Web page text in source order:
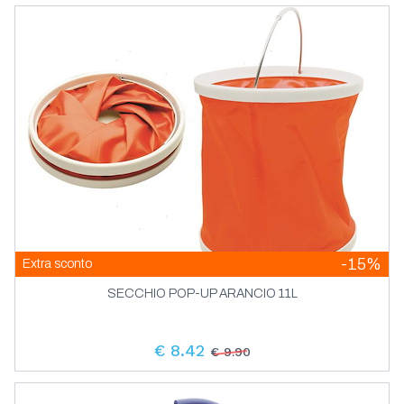
Extra sconto -15%
SECCHIO POP-UP ARANCIO 11L
€ 8.42 € 9.90